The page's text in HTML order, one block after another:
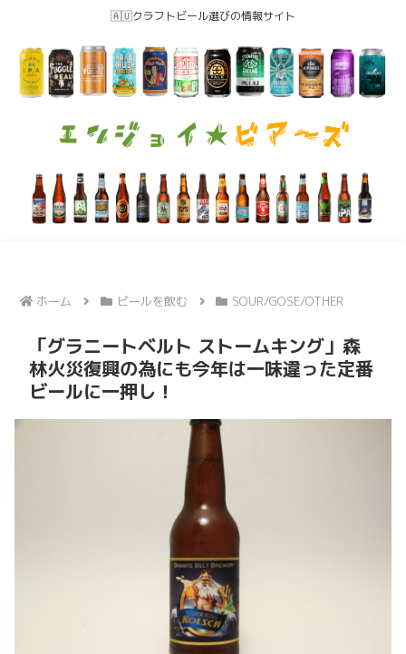
🇦🇺クラフトビール選びの情報サイト
ホーム ビールを飲む SOUR/GOSE/OTHER
「グラニートベルト ストームキング」森
林火災復興の為にも今年は一味違った定番
ビールに一押し！